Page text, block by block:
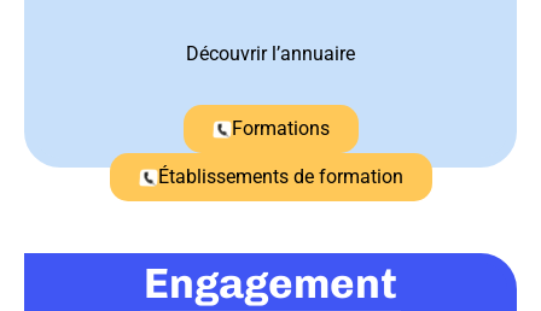
Découvrir l’annuaire
Formations
Établissements de formation
Engagement